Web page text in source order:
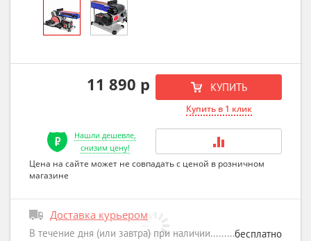
11 890 р КУПИТЬ
Купить в 1 клик
Нашли дешевле,
снизим цену!
Цена на сайте может не совпадать с ценой в розничном
магазине
Доставка курьером
В течение дня (или завтра) при наличии бесплатно